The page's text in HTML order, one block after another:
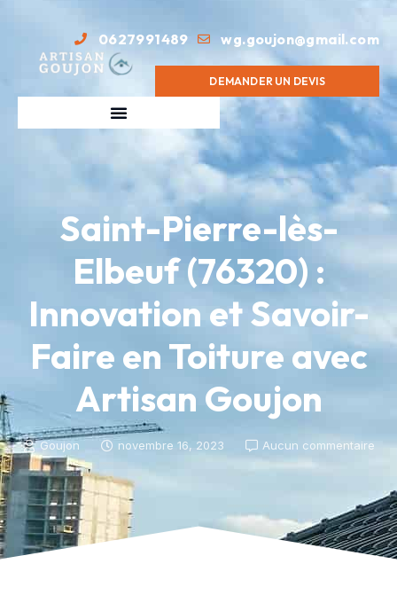
0627991489 wg.goujon@gmail.com
DEMANDER UN DEVIS
Saint-Pierre-lès-
Elbeuf (76320) :
Innovation et Savoir-
Faire en Toiture avec
Artisan Goujon
Goujon novembre 16, 2023 Aucun commentaire